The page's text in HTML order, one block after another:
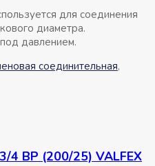
для соединения
диаметра.
давлением.
соединительная,
4 ВР (200/25) VALFEX